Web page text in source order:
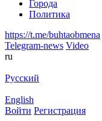
Города
Политика
https://t.me/buhtaobmena
Telegram-news Video
ru
Русский
English
Войти Регистрация